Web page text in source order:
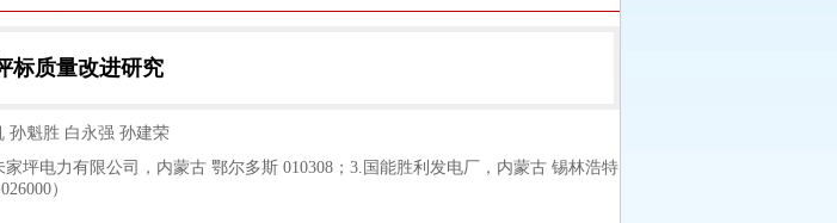
标质量改进研究
孙魁胜 白永强 孙建荣
坪电力有限公司，内蒙古 鄂尔多斯 010308；3.国能胜利发电厂，内蒙古 锡林浩特
026000）